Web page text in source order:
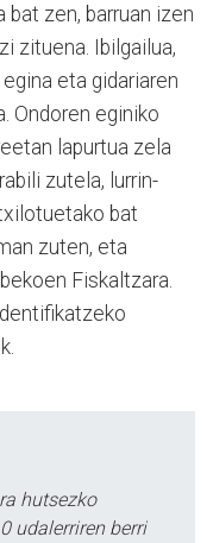
zen, barruan izen
zituena. Ibilgailua,
egina eta gidariaren
Ondoren eginiko
lapurtua zela
zutela, lurrin-
bat
zuten, eta
Fiskaltzara.
hutsezko
udalerriren berri